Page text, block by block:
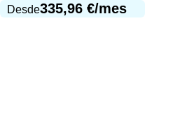
Desde335,96 €/mes